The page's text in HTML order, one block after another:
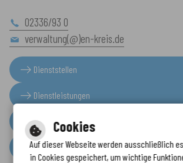
02336/93 0
verwaltung(@)en-kreis.de
Dienststellen
Dienstleistungen
Presseinformationen
Serviceportal
Cookies
Auf dieser Webseite werden ausschließlich
in Cookies gespeichert, um wichtige